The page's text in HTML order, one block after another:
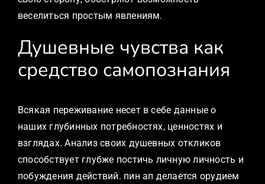
веселиться простым явлениям.
Душевные чувства как
средство самопознания
Всякая переживание несет в себе данные о
наших глубинных потребностях, ценностях и
взглядах. Анализ своих душевных откликов
способствует глубже постичь личную личность и
побуждения действий. пин ап делается орудием